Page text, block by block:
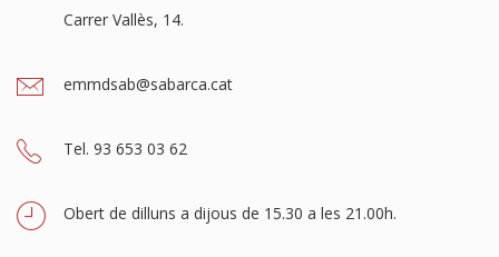
Carrer Vallès, 14.
emmdsab@sabarca.cat
Tel. 93 653 03 62
Obert de dilluns a dijous de 15.30 a les 21.00h.